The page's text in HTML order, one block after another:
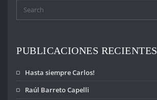
PUBLICACIONES RECIENTES
Hasta siempre Carlos!
Raúl Barreto Capelli